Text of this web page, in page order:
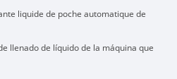
liquide de poche automatique de
llenado de líquido de la máquina que